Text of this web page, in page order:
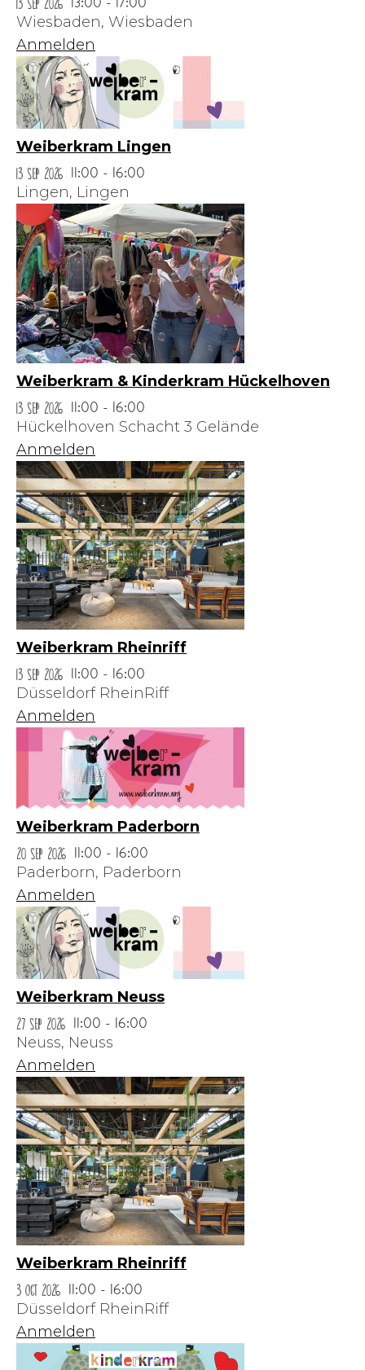
Wiesbaden, Wiesbaden
Anmelden
Weiberkram Lingen
13 Sep 2026
11:00 - 16:00
Lingen, Lingen
Weiberkram & Kinderkram Hückelhoven
13 Sep 2026
11:00 - 16:00
Hückelhoven Schacht 3 Gelände
Anmelden
Weiberkram Rheinriff
13 Sep 2026
11:00 - 16:00
Düsseldorf RheinRiff
Anmelden
Weiberkram Paderborn
20 Sep 2026
11:00 - 16:00
Paderborn, Paderborn
Anmelden
Weiberkram Neuss
27 Sep 2026
11:00 - 16:00
Neuss, Neuss
Anmelden
Weiberkram Rheinriff
3 Oct 2026
11:00 - 16:00
Düsseldorf RheinRiff
Anmelden